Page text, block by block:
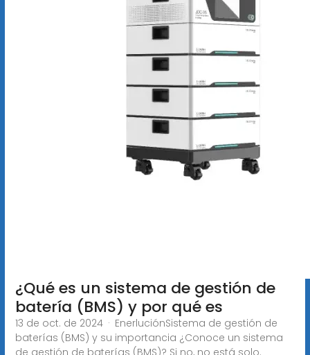
¿Qué es un sistema de gestión de
batería (BMS) y por qué es
13 de oct. de 2024 · EnerluciónSistema de gestión de
baterías (BMS) y su importancia ¿Conoce un sistema
de gestión de baterías (BMS)? Si no, no está solo.